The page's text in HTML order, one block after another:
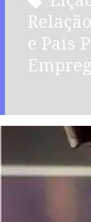
e Pais